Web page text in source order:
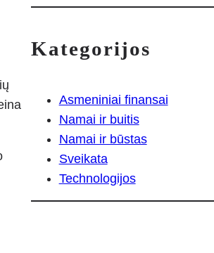
Kategorijos
Asmeniniai finansai
Namai ir buitis
Namai ir būstas
Sveikata
Technologijos